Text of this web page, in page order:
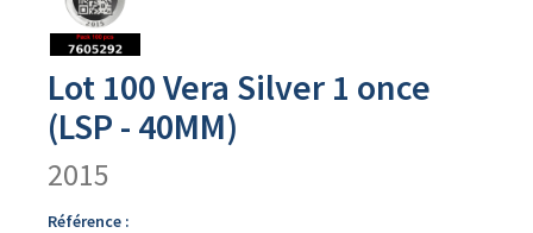
produit
Lot 100 Vera Silver 1 once
(LSP - 40MM)
2015
Référence :